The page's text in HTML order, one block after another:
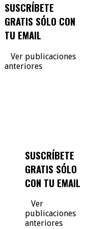
SUSCRÍBETE
GRATIS SÓLO CON
TU EMAIL
Ver publicaciones
anteriores
SUSCRÍBETE
GRATIS SÓLO
CON TU EMAIL
Ver
publicaciones
anteriores